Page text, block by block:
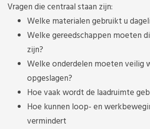
Vragen die centraal staan zijn:
Welke materialen gebruikt u
Welke gereedschappen moeten
zijn?
Welke onderdelen moeten veilig
opgeslagen?
Hoe vaak wordt de laadruimte
Hoe kunnen loop- en
vermindert